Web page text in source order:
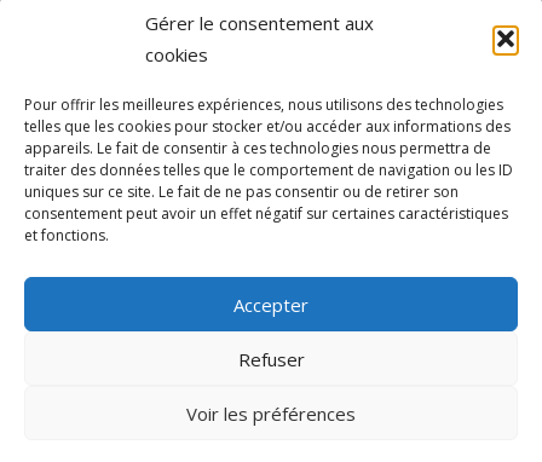
Gérer le consentement aux
cookies
Pour offrir les meilleures expériences, nous utilisons des technologies
telles que les cookies pour stocker et/ou accéder aux informations des
appareils. Le fait de consentir à ces technologies nous permettra de
traiter des données telles que le comportement de navigation ou les ID
uniques sur ce site. Le fait de ne pas consentir ou de retirer son
consentement peut avoir un effet négatif sur certaines caractéristiques
et fonctions.
Accepter
Refuser
Voir les préférences
Actualités
Agenda
Espace Adhérent